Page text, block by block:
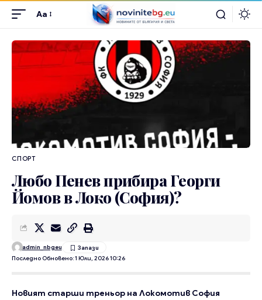
Aa
СПОРТ
Любо Пенев прибира Георги
Йомов в Локо (София)?
Последно Обновено: 1 Юли, 2026 10:26
admin_nbgeu
Новият старши треньор на Локомотив София